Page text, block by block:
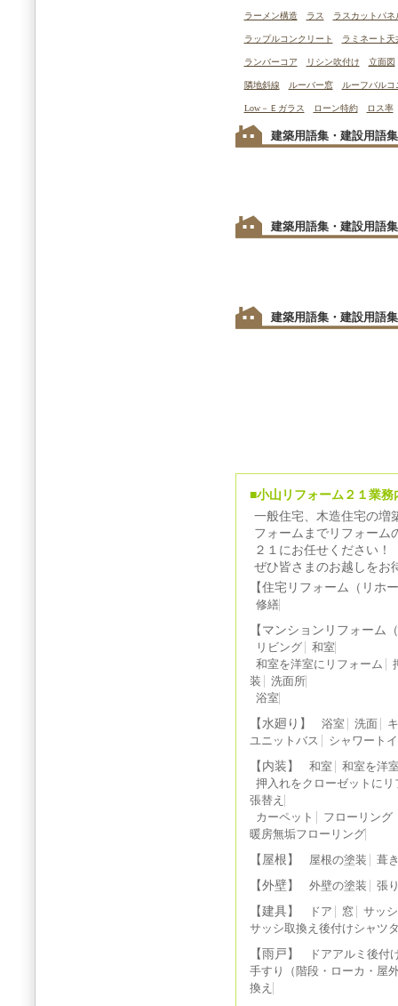
ラーメン構造 ラス ラスカットパネ
ラップルコンクリート ラミネート天
ランバーコア リシン吹付け 立面図
隣地斜線 ルーバー窓 ルーフバルコ
Low－Ｅガラス ローン特約 ロス率
建築用語集・建設用語
建築用語集・建設用語
建築用語集・建設用語
■小山リフォーム２１業務
一般住宅、木造住宅の増
フォームまでリフォーム
２１にお任せください！
ぜひ皆さまのお越しをお
【住宅リフォーム（リホ
修繕
【マンションリフォーム
リビング
和室
和室を洋室にリフォーム
装
洗面所
浴室
【水廻り】 浴室 洗面
ユニットバス
シャワート
【内装】 和室
和室を洋
押入れをクローゼットに
張替え
カーペット
フローリング
暖房無垢フローリング
【屋根】 屋根の塗装 葺
【外壁】 外壁の塗装 張
【建具】 ドア 窓
サッ
サッシ取換え後付けシャツ
【雨戸】
ドアアルミ後付
手すり（階段・ローカ・屋
換え